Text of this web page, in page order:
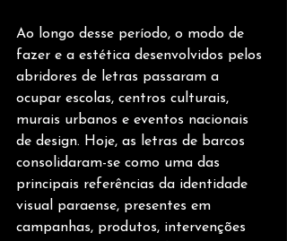
Ao longo desse período, o modo de
fazer e a estética desenvolvidos pelos
abridores de letras passaram a
ocupar escolas, centros culturais,
murais urbanos e eventos nacionais
de design. Hoje, as letras de barcos
consolidaram-se como uma das
principais referências da identidade
visual paraense, presentes em
campanhas, produtos, intervenções